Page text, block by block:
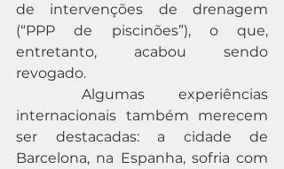
de intervenções de drenagem
(“PPP de piscinões”), o que,
entretanto, acabou sendo
revogado.
internacionais também merecem
ser destacadas: a cidade de
Barcelona, na Espanha, sofria com